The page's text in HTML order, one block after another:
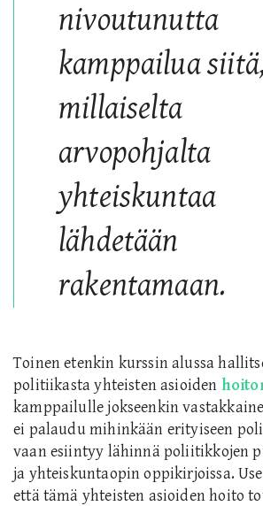
nivoutunutta
kamppailua
millaiselta
arvopohjalta
yhteiskuntaa
lähdetään
rakentamaan.
Toinen etenkin kurssin alussa
politiikasta yhteisten asioiden
kamppailulle jokseenkin
ei palaudu mihinkään erityiseen
vaan esiintyy lähinnä poliitikkojen
ja yhteiskuntaopin oppikirjoissa.
että tämä yhteisten asioiden hoito